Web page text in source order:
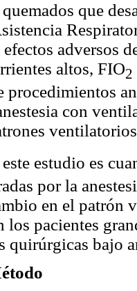
que
adversos
altos, FIO2
procedimientos
con
estudio es
por la
en el patrón
pacientes
quirúrgicas bajo